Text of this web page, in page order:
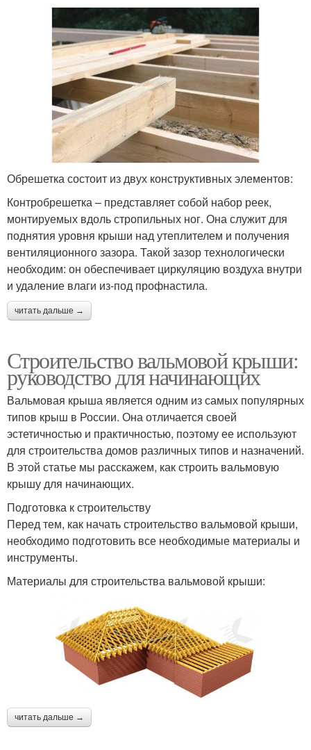
Обрешетка состоит из двух конструктивных элементов:
Контробрешетка – представляет собой набор реек,
монтируемых вдоль стропильных ног. Она служит для
поднятия уровня крыши над утеплителем и получения
вентиляционного зазора. Такой зазор технологически
необходим: он обеспечивает циркуляцию воздуха внутри
и удаление влаги из-под профнастила.
читать дальше →
Строительство вальмовой крыши:
руководство для начинающих
Вальмовая крыша является одним из самых популярных
типов крыш в России. Она отличается своей
эстетичностью и практичностью, поэтому ее используют
для строительства домов различных типов и назначений.
В этой статье мы расскажем, как строить вальмовую
крышу для начинающих.
Подготовка к строительству
Перед тем, как начать строительство вальмовой крыши,
необходимо подготовить все необходимые материалы и
инструменты.
Материалы для строительства вальмовой крыши:
читать дальше →